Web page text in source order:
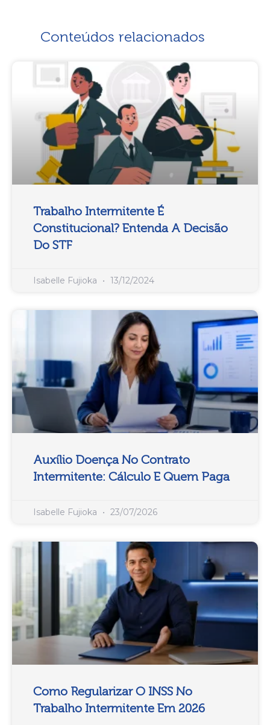
Conteúdos relacionados
Trabalho Intermitente É
Constitucional? Entenda A Decisão
Do STF
Isabelle Fujioka 13/12/2024
Auxílio Doença No Contrato
Intermitente: Cálculo E Quem Paga
Isabelle Fujioka 23/07/2026
Como Regularizar O INSS No
Trabalho Intermitente Em 2026